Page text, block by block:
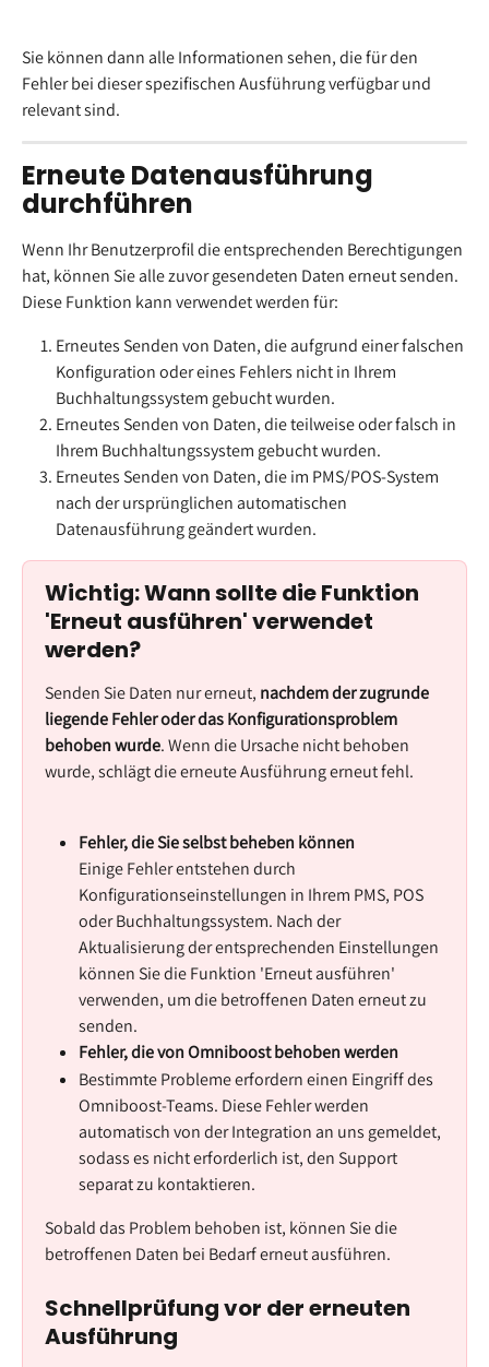
Sie können dann alle Informationen sehen, die für den
Fehler bei dieser spezifischen Ausführung verfügbar und
relevant sind.
Erneute Datenausführung
durchführen
Wenn Ihr Benutzerprofil die entsprechenden Berechtigungen
hat, können Sie alle zuvor gesendeten Daten erneut senden.
Diese Funktion kann verwendet werden für:
Erneutes Senden von Daten, die aufgrund einer falschen
Konfiguration oder eines Fehlers nicht in Ihrem
Buchhaltungssystem gebucht wurden.
Erneutes Senden von Daten, die teilweise oder falsch in
Ihrem Buchhaltungssystem gebucht wurden.
Erneutes Senden von Daten, die im PMS/POS-System
nach der ursprünglichen automatischen
Datenausführung geändert wurden.
Wichtig: Wann sollte die Funktion
'Erneut ausführen' verwendet
werden?
Senden Sie Daten nur erneut, nachdem der zugrunde
liegende Fehler oder das Konfigurationsproblem
behoben wurde. Wenn die Ursache nicht behoben
wurde, schlägt die erneute Ausführung erneut fehl.
Fehler, die Sie selbst beheben können
Einige Fehler entstehen durch
Konfigurationseinstellungen in Ihrem PMS, POS
oder Buchhaltungssystem. Nach der
Aktualisierung der entsprechenden Einstellungen
können Sie die Funktion 'Erneut ausführen'
verwenden, um die betroffenen Daten erneut zu
senden.
Fehler, die von Omniboost behoben werden
Bestimmte Probleme erfordern einen Eingriff des
Omniboost-Teams. Diese Fehler werden
automatisch von der Integration an uns gemeldet,
sodass es nicht erforderlich ist, den Support
separat zu kontaktieren.
Sobald das Problem behoben ist, können Sie die
betroffenen Daten bei Bedarf erneut ausführen.
Schnellprüfung vor der erneuten
Ausführung